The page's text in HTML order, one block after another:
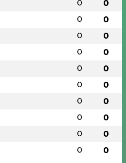
0 0
0 0
0 0
0 0
0 0
0 0
0 0
0 0
0 0
0 0